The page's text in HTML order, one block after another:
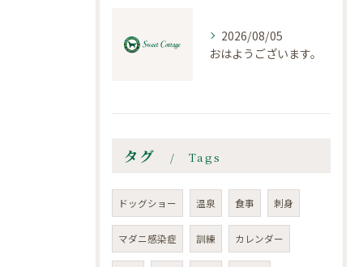
2026/08/05
おはようございます。
タグ Tags
ドッグショー 温泉 食事 刺身
マダニ感染症 訓練 カレンダー